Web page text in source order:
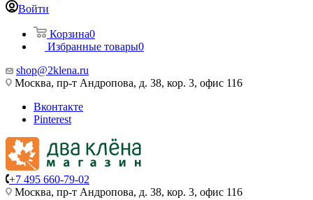
Войти
Корзина0
Избранные товары0
shop@2klena.ru
Москва, пр-т Андропова, д. 38, кор. 3, офис 116
Вконтакте
Pinterest
+7 495 660-79-02
Москва, пр-т Андропова, д. 38, кор. 3, офис 116